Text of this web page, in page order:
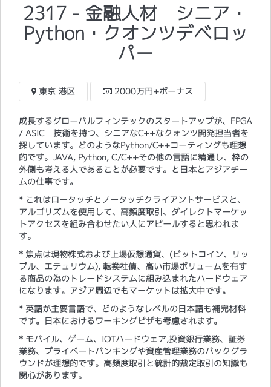
2317 - 金融人材 シニア・
Python・クオンツデベロッ
パー
東京 港区 2000万円+ボーナス
成長するグローバルフィンテックのスタートアップが、FPGA
/ ASIC 技術を持つ、シニアなC++なクォンツ開発担当者を
探しています。どのようなPython/C++コーティングも理想
的です。JAVA, Python, C/C++その他の言語に精通し、枠の
外側も考える人であることが必要です。と日本とアジアチー
ムの仕事です。
* これはロータッチとノータッチクライアントサービスと、
アルゴリズムを使用して、高頻度取引、ダイレクトマーケッ
トアクセスを組み合わせたい人にアピールすると思われま
す。
* 焦点は現物株式および上場仮想通貨、(ビットコイン、リッ
プル、エテュリウム), 転換社債、高い市場ボリュームを有す
る商品の為のトレードシステムに組み込まれたハードウェア
になります。アジア周辺でもマーケットは拡大中です。
* 英語が主要言語で、どのようなレベルの日本語も補完材料
です。日本におけるワーキングビザも考慮されます。
* モバイル、ゲーム、IOTハードウェア,投資銀行業務、証券
業務、プライベートバンキングや資産管理業務のバックグラ
ウンドが理想的です。高頻度取引と統計的裁定取引の知識も
関心があります。